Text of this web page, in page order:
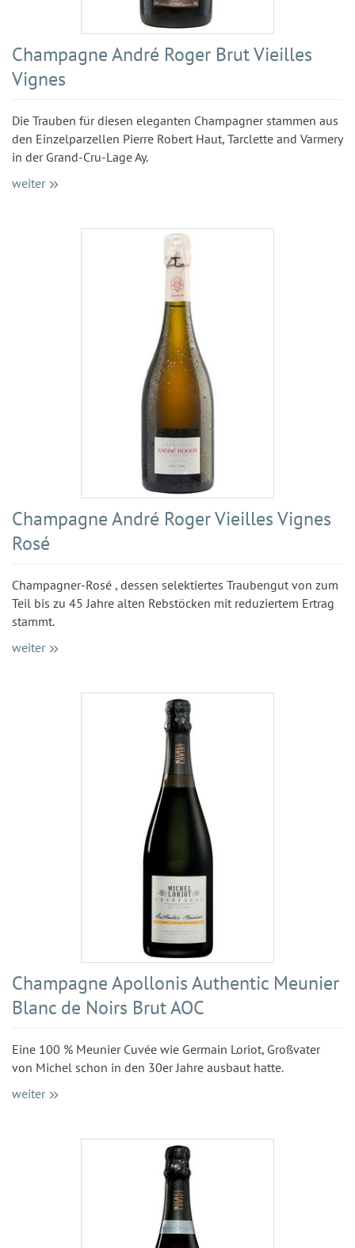
Champagne André Roger Brut Vieilles
Vignes
Die Trauben für diesen eleganten Champagner stammen aus
den Einzelparzellen Pierre Robert Haut, Tarclette and Varmery
in der Grand-Cru-Lage Ay.
weiter
Champagne André Roger Vieilles Vignes
Rosé
Champagner-Rosé , dessen selektiertes Traubengut von zum
Teil bis zu 45 Jahre alten Rebstöcken mit reduziertem Ertrag
stammt.
weiter
Champagne Apollonis Authentic Meunier
Blanc de Noirs Brut AOC
Eine 100 % Meunier Cuvée wie Germain Loriot, Großvater
von Michel schon in den 30er Jahre ausbaut hatte.
weiter